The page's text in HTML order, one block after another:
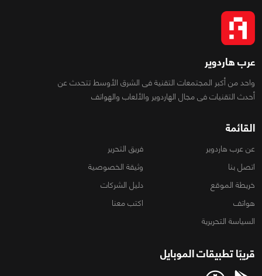
عرب هاردوير
واحد من أكبر المجتمعات التقنية فى الشرق الأوسط تتحدث عن
أحدث التقنيات فى مجال الهاردوير والألعاب والهواتف
القائمة
عن عرب هاردوير
فريق التحرير
اتصل بنا
وثيقة الخصوصية
خريطة الموقع
دليل الشركات
هواتف
اكتب معنا
السياسة التحريرية
قريبًا تطبيقات الموبايل